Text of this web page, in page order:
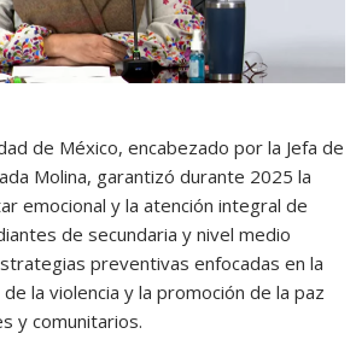
de México, encabezado por la Jefa de
Molina, garantizó durante 2025 la
emocional y la atención integral de
de secundaria y nivel medio
preventivas enfocadas en la
la violencia y la promoción de la paz
y comunitarios.